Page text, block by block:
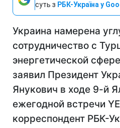
суть з РБК-Україна у
Украина намерена
сотрудничество с
энергетической
заявил Президент
Янукович в ходе 9-й
ежегодной встречи
корреспондент РБК-